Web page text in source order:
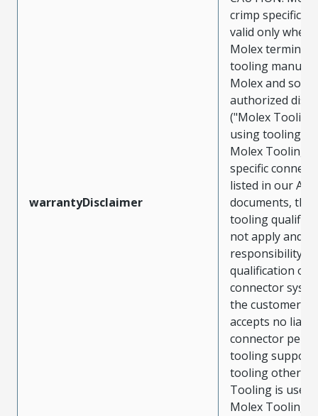
warrantyDisclaimer
crimp
valid only when
Molex
tooling
Molex and sold
authorized
("Molex
using tooling
Molex Tooling
specific
listed in our ATS
documents, the
tooling
not apply and
responsibility
qualification of
connector
the customer.
accepts no
connector
tooling support
tooling other
Tooling is used
Molex Tooling